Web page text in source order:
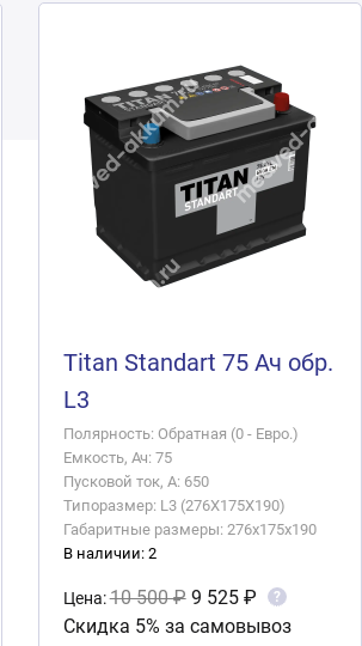
Titan Standart 75 Ач обр.
L3
Полярность: Обратная (0 - Евро.)
Емкость, Ач: 75
Пусковой ток, А: 650
Типоразмер: L3 (276X175X190)
Габаритные размеры: 276x175x190
В наличии: 2
Цена:10 500 ₽ 9 525 ₽ ?
Скидка 5% за самовывоз